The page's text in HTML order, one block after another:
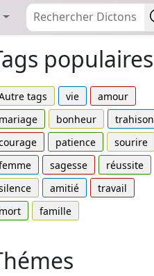
populaires
tags vie
amour
mariage
bonheur
trahison
patience
sourire
sagesse
réussite
amitié
travail
mort
famille